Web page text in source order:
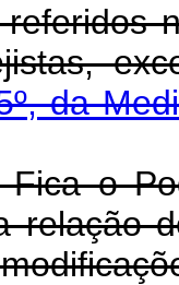
da
o
relação